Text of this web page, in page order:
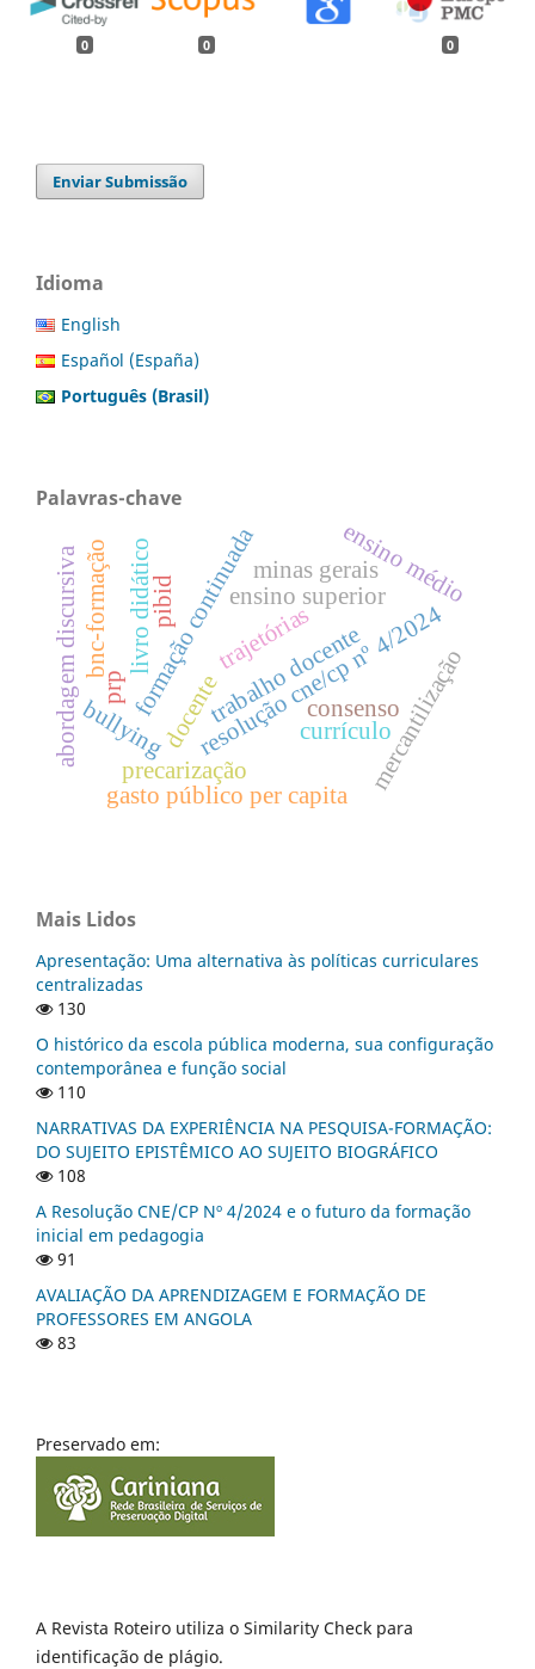
0 0 0
Enviar Submissão
Idioma
English
Español (España)
Português (Brasil)
Palavras-chave
formação continuadaresolução cne/cp nº 4/2024
docente currículo
ensino superior
mercantilização
precarização
trabalho docente
livro didático
bullying
gasto público per capita
ensino médio
minas gerais
prp
trajetórias
bnc-formação
abordagem discursiva pibid
consenso
Mais Lidos
Apresentação: Uma alternativa às políticas curriculares
centralizadas
130
O histórico da escola pública moderna, sua configuração
contemporânea e função social
110
NARRATIVAS DA EXPERIÊNCIA NA PESQUISA-FORMAÇÃO:
DO SUJEITO EPISTÊMICO AO SUJEITO BIOGRÁFICO
108
A Resolução CNE/CP Nº 4/2024 e o futuro da formação
inicial em pedagogia
91
AVALIAÇÃO DA APRENDIZAGEM E FORMAÇÃO DE
PROFESSORES EM ANGOLA
83
Preservado em:
A Revista Roteiro utiliza o Similarity Check para
identificação de plágio.